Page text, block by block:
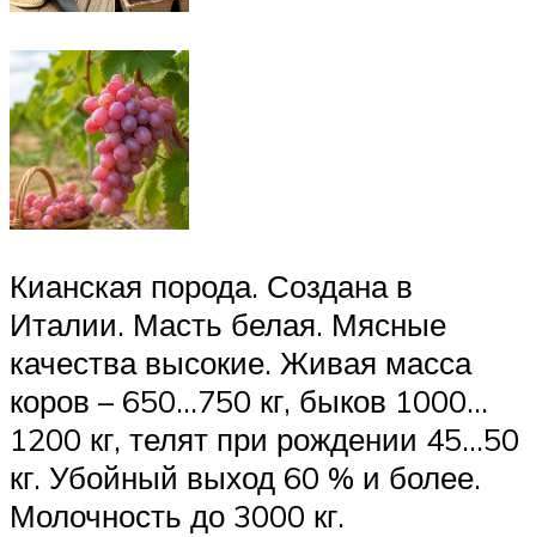
Кианская порода. Создана в
Италии. Масть белая. Мясные
качества высокие. Живая масса
коров – 650…750 кг, быков 1000…
1200 кг, телят при рождении 45…50
кг. Убойный выход 60 % и более.
Молочность до 3000 кг.